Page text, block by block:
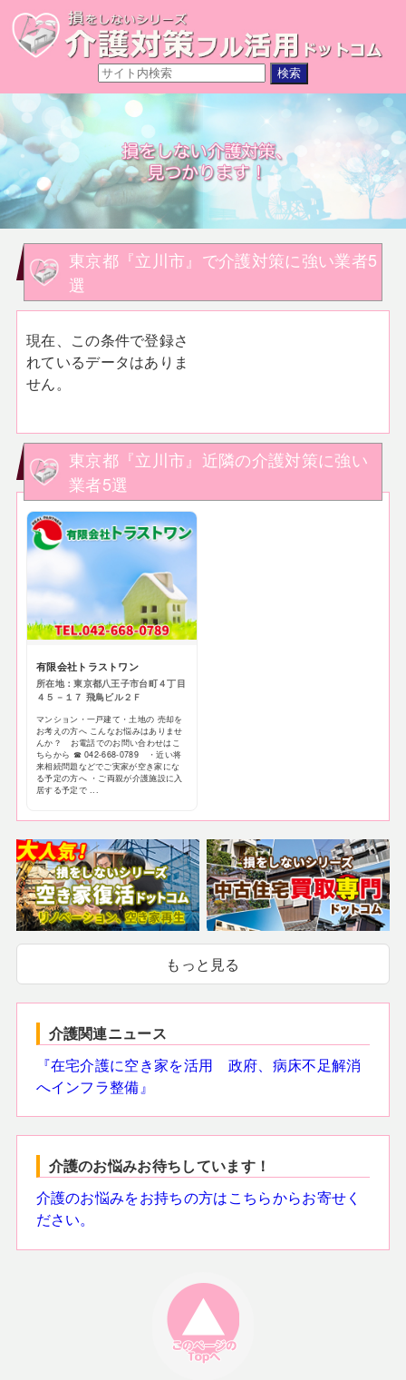
東京都『立川市』で介護対策に強い業者5
選
現在、この条件で登録さ
れているデータはありま
せん。
東京都『立川市』近隣の介護対策に強い
業者5選
有限会社トラストワン
所在地：東京都八王子市台町４丁目
４５－１７ 飛鳥ビル２Ｆ
マンション・一戸建て・土地の 売却を
お考えの方へ こんなお悩みはありませ
んか？ お電話でのお問い合わせはこ
ちらから ☎ 042-668-0789 ・近い将
来相続問題などでご実家が空き家にな
る予定の方へ ・ご両親が介護施設に入
居する予定で ...
もっと見る
介護関連ニュース
『在宅介護に空き家を活用 政府、病床不足解消
へインフラ整備』
介護のお悩みお待ちしています！
介護のお悩みをお持ちの方はこちらからお寄せく
ださい。